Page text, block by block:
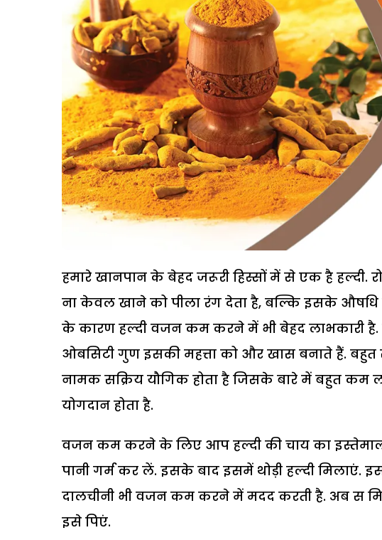
हमारे खानपान के बेहद जरूरी हिस्सों में से एक है
ना केवल खाने को पीला रंग देता है, बल्कि इसके
के कारण हल्दी वजन कम करने में भी बेहद लाभकारी
ओबसिटी गुण इसकी महत्ता को और खास बनाते हैं. बहुत
नामक सक्रिय यौगिक होता है जिसके बारे में बहुत
योगदान होता है.
वजन कम करने के लिए आप हल्दी की चाय का
पानी गर्म कर लें. इसके बाद इसमें थोड़ी हल्दी
दालचीनी भी वजन कम करने में मदद करती है. अब स
इसे पिएं.